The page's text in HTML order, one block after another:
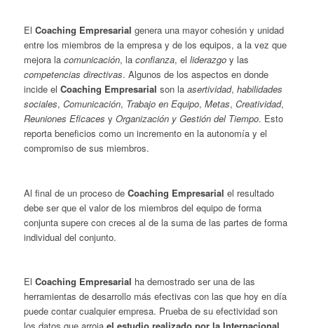
El Coaching Empresarial genera una mayor cohesión y unidad
entre los miembros de la empresa y de los equipos, a la vez que
mejora la comunicación, la confianza, el liderazgoy las
competencias directivas. Algunos de los aspectos en donde
incide el Coaching Empresarial son la asertividad, habilidades
sociales, Comunicación, Trabajo en Equipo, Metas, Creatividad,
Reuniones Eficaces y Organización y Gestión del Tiempo. Esto
reporta beneficios como un incremento en la autonomía y el
compromiso de sus miembros.
Al final de un proceso de Coaching Empresarial el resultado
debe ser que el valor de los miembros del equipo de forma
conjunta supere con creces al de la suma de las partes de forma
individual del conjunto.
El Coaching Empresarial ha demostrado ser una de las
herramientas de desarrollo más efectivas con las que hoy en día
puede contar cualquier empresa. Prueba de su efectividad son